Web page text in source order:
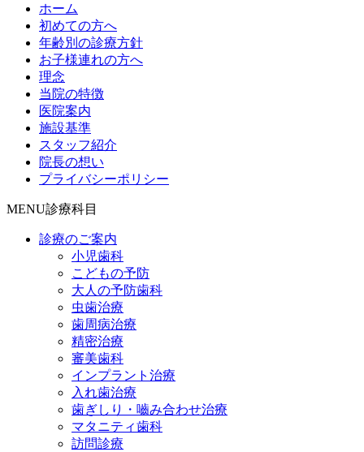
ホーム
初めての方へ
年齢別の診療方針
お子様連れの方へ
理念
当院の特徴
医院案内
施設基準
スタッフ紹介
院長の想い
プライバシーポリシー
MENU診療科目
診療のご案内
小児歯科
こどもの予防
大人の予防歯科
虫歯治療
歯周病治療
精密治療
審美歯科
インプラント治療
入れ歯治療
歯ぎしり・嚙み合わせ治療
マタニティ歯科
訪問診療